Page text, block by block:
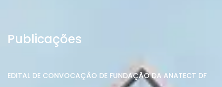
Publicações
EDITAL DE CONVOCAÇÂO DE FUNDAÇÃO DA ANATECT DF